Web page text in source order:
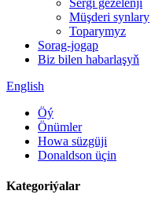
Sergi gezelenji
Müşderi synlary
Toparymyz
Sorag-jogap
Biz bilen habarlaşyň
English
Öý
Önümler
Howa süzgüji
Donaldson üçin
Kategoriýalar